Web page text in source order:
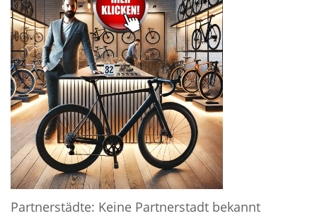
Partnerstädte: Keine Partnerstadt bekannt